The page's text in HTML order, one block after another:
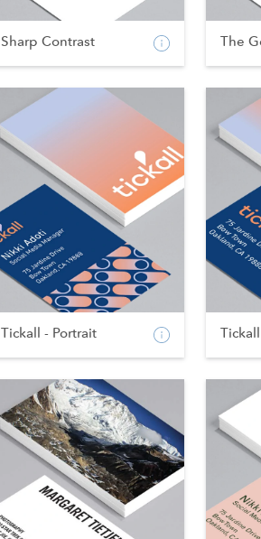
Sharp Contrast The
Tickall - Portrait